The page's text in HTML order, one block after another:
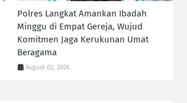
Polres Langkat Amankan Ibadah
Minggu di Empat Gereja, Wujud
Komitmen Jaga Kerukunan Umat
Beragama
August 02, 2026